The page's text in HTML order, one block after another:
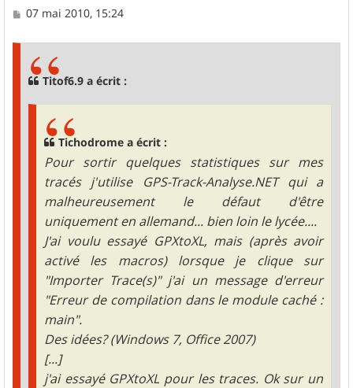
M
07 mai 2010, 15:24
Titof6.9 a écrit :
Tichodrome a écrit :
Pour sortir quelques statistiques sur mes
tracés j'utilise GPS-Track-Analyse.NET qui a
malheureusement le défaut d'être
uniquement en allemand... bien loin le lycée....
J'ai voulu essayé GPXtoXL, mais (après avoir
activé les macros) lorsque je clique sur
"Importer Trace(s)" j'ai un message d'erreur
"Erreur de compilation dans le module caché :
main".
Des idées? (Windows 7, Office 2007)
[...]
j'ai essayé GPXtoXL pour les traces. Ok sur un